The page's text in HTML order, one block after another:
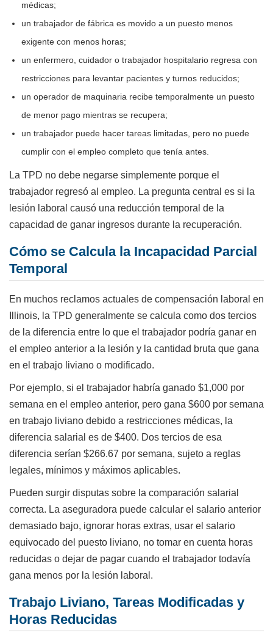
médicas;
un trabajador de fábrica es movido a un puesto menos
exigente con menos horas;
un enfermero, cuidador o trabajador hospitalario regresa con
restricciones para levantar pacientes y turnos reducidos;
un operador de maquinaria recibe temporalmente un puesto
de menor pago mientras se recupera;
un trabajador puede hacer tareas limitadas, pero no puede
cumplir con el empleo completo que tenía antes.
La TPD no debe negarse simplemente porque el
trabajador regresó al empleo. La pregunta central es si la
lesión laboral causó una reducción temporal de la
capacidad de ganar ingresos durante la recuperación.
Cómo se Calcula la Incapacidad Parcial
Temporal
En muchos reclamos actuales de compensación laboral en
Illinois, la TPD generalmente se calcula como dos tercios
de la diferencia entre lo que el trabajador podría ganar en
el empleo anterior a la lesión y la cantidad bruta que gana
en el trabajo liviano o modificado.
Por ejemplo, si el trabajador habría ganado $1,000 por
semana en el empleo anterior, pero gana $600 por semana
en trabajo liviano debido a restricciones médicas, la
diferencia salarial es de $400. Dos tercios de esa
diferencia serían $266.67 por semana, sujeto a reglas
legales, mínimos y máximos aplicables.
Pueden surgir disputas sobre la comparación salarial
correcta. La aseguradora puede calcular el salario anterior
demasiado bajo, ignorar horas extras, usar el salario
equivocado del puesto liviano, no tomar en cuenta horas
reducidas o dejar de pagar cuando el trabajador todavía
gana menos por la lesión laboral.
Trabajo Liviano, Tareas Modificadas y
Horas Reducidas